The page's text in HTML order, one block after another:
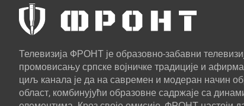
Телевизија ФРОНТ је образовно-забавни
промовисању српске војничке традиције и
циљ канала је да на савремен и модеран начин
област, комбинујући образовне садржаје са